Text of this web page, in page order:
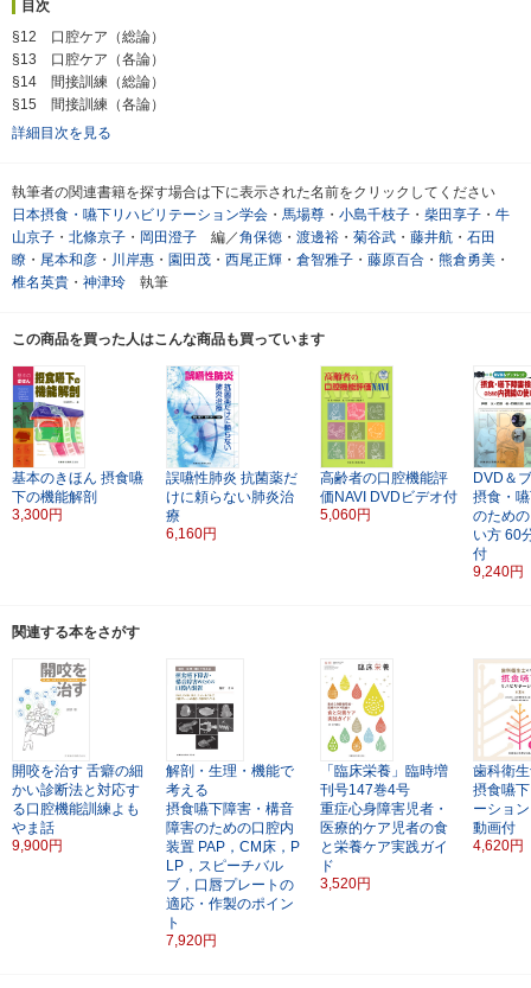
目次
§12 口腔ケア（総論）
§13 口腔ケア（各論）
§14 間接訓練（総論）
§15 間接訓練（各論）
詳細目次を見る
執筆者の関連書籍を探す場合は下に表示された名前をクリックしてください
日本摂食・嚥下リハビリテーション学会 ・ 馬場尊 ・ 小島千枝子 ・ 柴田享子 ・ 牛
山京子 ・ 北條京子 ・ 岡田澄子 編／角保徳 ・ 渡邊裕 ・ 菊谷武 ・ 藤井航 ・ 石田
瞭 ・ 尾本和彦 ・ 川岸惠 ・ 園田茂 ・ 西尾正輝 ・ 倉智雅子 ・ 藤原百合 ・ 熊倉勇美 ・
椎名英貴 ・ 神津玲 執筆
この商品を買った人はこんな商品も買っています
基本のきほん 摂食嚥
下の機能解剖
3,300円
誤嚥性肺炎 抗菌薬だ
けに頼らない肺炎治
療
6,160円
高齢者の口腔機能評
価NAVI DVDビデオ付
5,060円
DVD＆
摂食・
のため
い方 60
付
9,240円
関連する本をさがす
開咬を治す 舌癖の細
かい診断法と対応す
る口腔機能訓練よも
やま話
9,900円
解剖・生理・機能で
考える
摂食嚥下障害・構音
障害のための口腔内
装置 PAP，CM床，P
LP，スピーチバル
ブ，口唇プレートの
適応・作製のポイン
ト
7,920円
「臨床栄養」臨時増
刊号147巻4号
重症心身障害児者・
医療的ケア児者の食
と栄養ケア実践ガイ
ド
3,520円
歯科衛
摂食嚥
ーション
動画付
4,620円